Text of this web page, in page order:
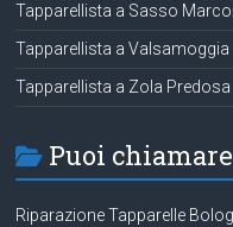
Tapparellista a Sasso
Tapparellista a Valsamoggia
Tapparellista a Zola Predosa
Puoi chiamare
Riparazione Tapparelle